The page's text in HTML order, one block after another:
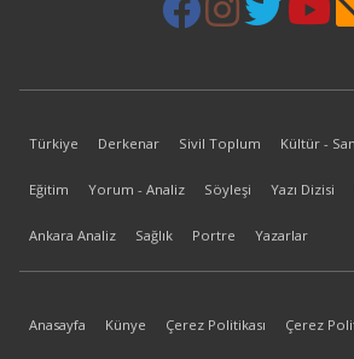
Türkiye Derkenar Sivil Toplum Kültür -
Eğitim Yorum - Analiz Söyleşi Yazı Dizisi
Ankara Analiz Sağlık Portre Yazarlar
Anasayfa Künye Çerez Politikası Çerez